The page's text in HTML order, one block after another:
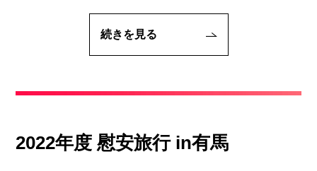
続きを見る
2022年度 慰安旅行 in有馬